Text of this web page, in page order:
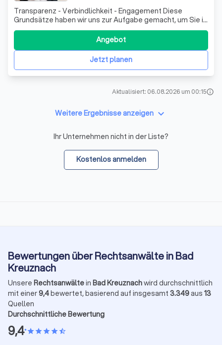
Transparenz - Verbindlichkeit - Engagement Diese
Grundsätze haben wir uns zur Aufgabe gemacht, um Sie in
allen rechtlichen Angelegenheiten vertrauensvoll zu
beraten und zu vertreten. Die Kanzlei Chiappa befindet
sich in Bodenheim bei Mainz in Rheinland-Pfalz und ist in
den Bereichen Erbrecht, Verke
Jetzt planen
Angebot
Aktualisiert: 06.08.2026 um 00:15info
Weitere Ergebnisse anzeigen keyboard_arrow_down
Ihr Unternehmen nicht in der Liste?
Kostenlos anmelden
Bewertungen über Rechtsanwälte in Bad
Kreuznach
Unsere Rechtsanwältein Bad Kreuznachwird durchschnittlich
mit einer9,4bewertet, basierend auf insgesamt 3.349aus 13
Quellen
Durchschnittliche Bewertung
9,4•starstarstarstarstar_half